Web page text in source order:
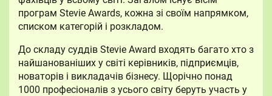
програм Stevie Awards, кожна зі своїм напрямком,
списком категорій і розкладом.
До складу суддів Stevie Award входять багато хто з
найшанованіших у світі керівників, підприємців,
новаторів і викладачів бізнесу. Щорічно понад
1000 професіоналів з усього світу беруть участь у